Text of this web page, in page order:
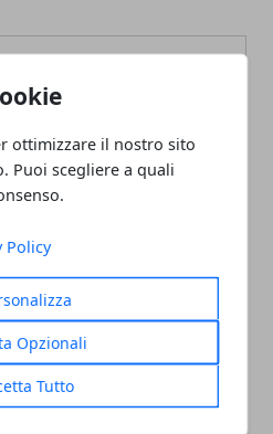
ottimizzare il nostro sito
Puoi scegliere a quali
Policy
Opzionali
Tutto
Redazione